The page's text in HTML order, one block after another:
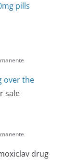
pills
over the
sale
drug